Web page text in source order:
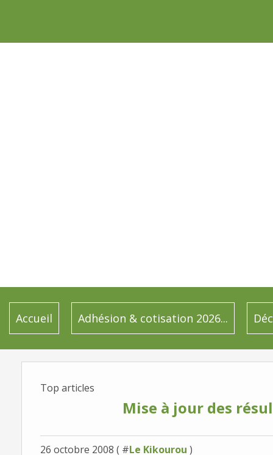
Accueil Adhésion & cotisation 2026...
Top articles
Mise à jour des
26 octobre 2008 ( #Le Kikourou )